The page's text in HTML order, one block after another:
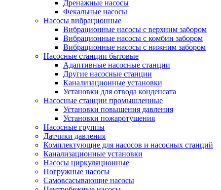
Дренажные насосы
Фекальные насосы
Насосы вибрационные
Вибрационные насосы с верхним забором
Вибрационные насосы с комбин забором
Вибрационные насосы с нижним забором
Насосные станции бытовые
Адаптивные насосные станции
Другие насосные станции
Канализационные установки
Установки для отвода конденсата
Насосные станции промышленные
Установки повышения давления
Установки пожаротушения
Насосные группы
Датчики давления
Комплектующие для насосов и насосных станций
Канализационные установки
Насосы циркуляционные
Погружные насосы
Самовсасывающие насосы